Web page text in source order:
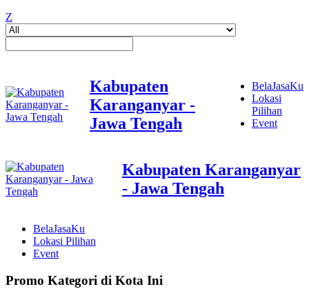
Z
Kabupaten
Karanganyar -
Jawa Tengah
BelaJasaKu
Lokasi
Pilihan
Event
Kabupaten Karanganyar
- Jawa Tengah
BelaJasaKu
Lokasi Pilihan
Event
Promo Kategori di Kota Ini